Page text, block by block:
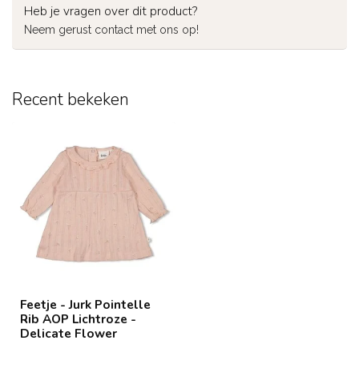
Heb je vragen over dit product?
Neem gerust contact met ons op!
Recent bekeken
Feetje - Jurk Pointelle
Rib AOP Lichtroze -
Delicate Flower